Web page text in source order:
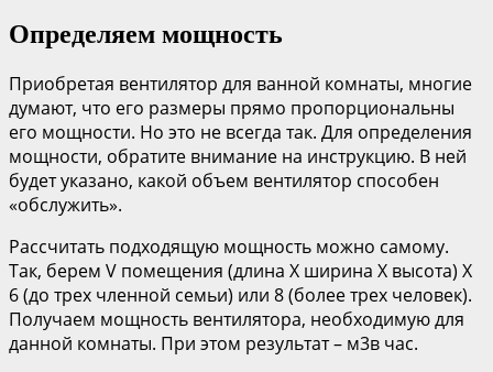
Определяем мощность
Приобретая вентилятор для ванной комнаты, многие
думают, что его размеры прямо пропорциональны
его мощности. Но это не всегда так. Для определения
мощности, обратите внимание на инструкцию. В ней
будет указано, какой объем вентилятор способен
«обслужить».
Рассчитать подходящую мощность можно самому.
Так, берем V помещения (длина Х ширина Х высота) Х
6 (до трех членной семьи) или 8 (более трех человек).
Получаем мощность вентилятора, необходимую для
данной комнаты. При этом результат – м3в час.